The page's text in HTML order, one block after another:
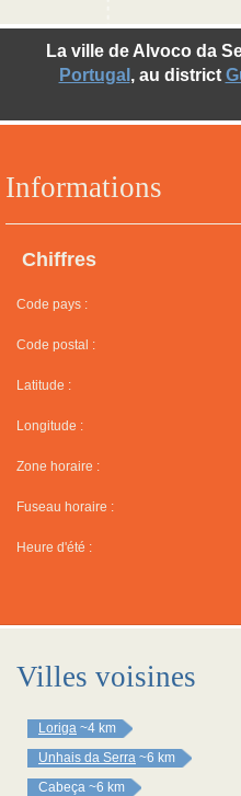
Informations
Chiffres
Code pays :
Code postal :
Latitude :
Longitude :
Zone horaire :
Fuseau horaire :
Heure d'été :
La ville de Alvoco da
Portugal , au district
Villes voisines
Loriga ~4 km
Unhais da Serra ~6 km
Cabeça ~6 km